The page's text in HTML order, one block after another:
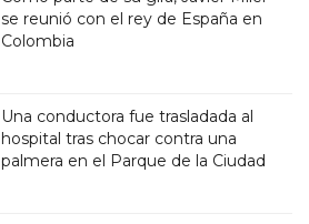
se reunió con el rey de España en
Colombia
Una conductora fue trasladada al
hospital tras chocar contra una
palmera en el Parque de la Ciudad